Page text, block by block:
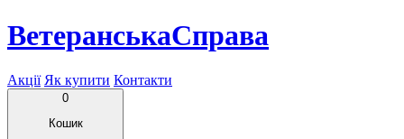
ВетеранськаСправа
Акції Як купити Контакти
0
Кошик